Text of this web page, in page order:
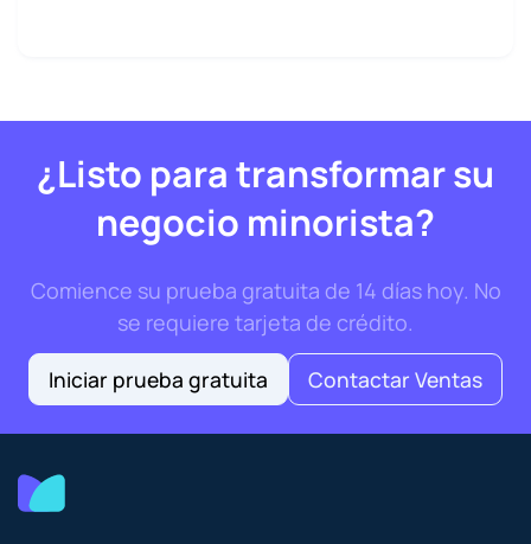
¿Listo para transformar su
negocio minorista?
Comience su prueba gratuita de 14 días hoy. No
se requiere tarjeta de crédito.
Iniciar prueba gratuita
Contactar Ventas